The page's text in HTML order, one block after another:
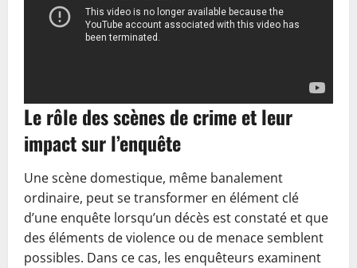
Le rôle des scènes de crime et leur
impact sur l’enquête
Une scène domestique, même banalement
ordinaire, peut se transformer en élément clé
d’une enquête lorsqu’un décès est constaté et que
des éléments de violence ou de menace semblent
possibles. Dans ce cas, les enquêteurs examinent